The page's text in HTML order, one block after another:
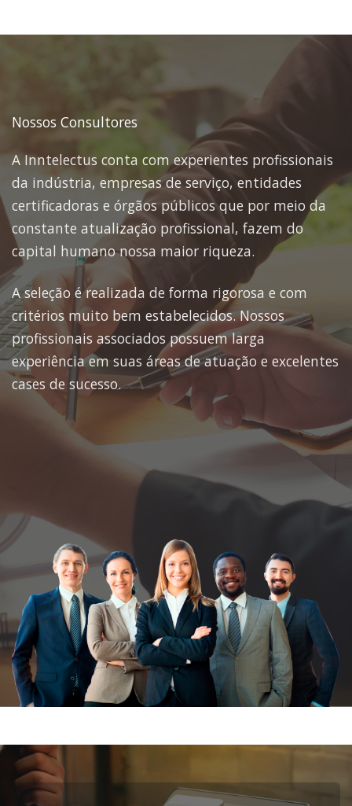
Nossos Consultores
A Inntelectus conta com experientes profissionais
da indústria, empresas de serviço, entidades
certificadoras e órgãos públicos que por meio da
constante atualização profissional, fazem do
capital humano nossa maior riqueza.
A seleção é realizada de forma rigorosa e com
critérios muito bem estabelecidos. Nossos
profissionais associados possuem larga
experiência em suas áreas de atuação e excelentes
cases de sucesso.